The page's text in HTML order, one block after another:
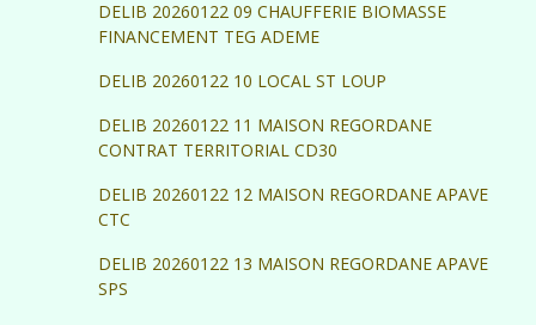
DELIB 20260122 09 CHAUFFERIE BIOMASSE
FINANCEMENT TEG ADEME
DELIB 20260122 10 LOCAL ST LOUP
DELIB 20260122 11 MAISON REGORDANE
CONTRAT TERRITORIAL CD30
DELIB 20260122 12 MAISON REGORDANE APAVE
CTC
DELIB 20260122 13 MAISON REGORDANE APAVE
SPS